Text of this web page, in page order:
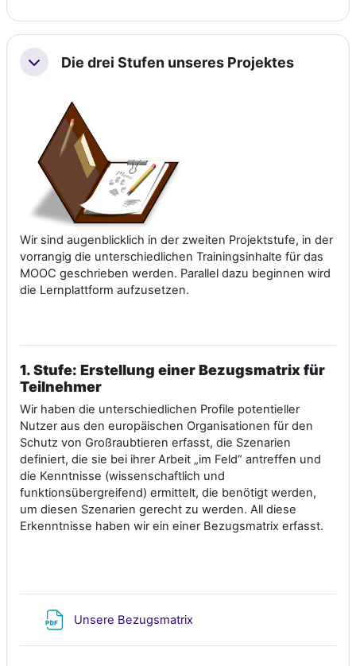
CollapseDie drei Stufen unseres Projektes
Wir sind augenblicklich in der zweiten Projektstufe, in der
vorrangig die unterschiedlichen Trainingsinhalte für das
MOOC geschrieben werden. Parallel dazu beginnen wird
die Lernplattform aufzusetzen.
1.Stufe: Erstellung einer Bezugsmatrix für
Teilnehmer
Wir haben die unterschiedlichen Profile potentieller
Nutzer aus den europäischen Organisationen für den
Schutz von Großraubtieren erfasst, die Szenarien
definiert, die sie bei ihrer Arbeit „im Feld“ antreffen und
die Kenntnisse (wissenschaftlich und
funktionsübergreifend) ermittelt, die benötigt werden,
um diesen Szenarien gerecht zu werden. All diese
Erkenntnisse haben wir ein einer Bezugsmatrix erfasst.
Unsere Bezugsmatrix